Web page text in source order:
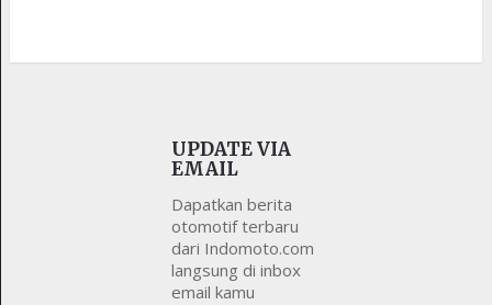
UPDATE VIA
EMAIL
Dapatkan berita
otomotif terbaru
dari Indomoto.com
langsung di inbox
email kamu